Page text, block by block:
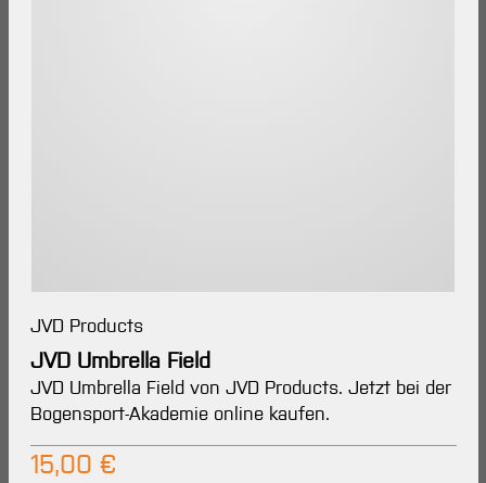
JVD Products
JVD Umbrella Field
JVD Umbrella Field von JVD Products. Jetzt bei der
Bogensport-Akademie online kaufen.
Regulärer Preis:
15,00 €